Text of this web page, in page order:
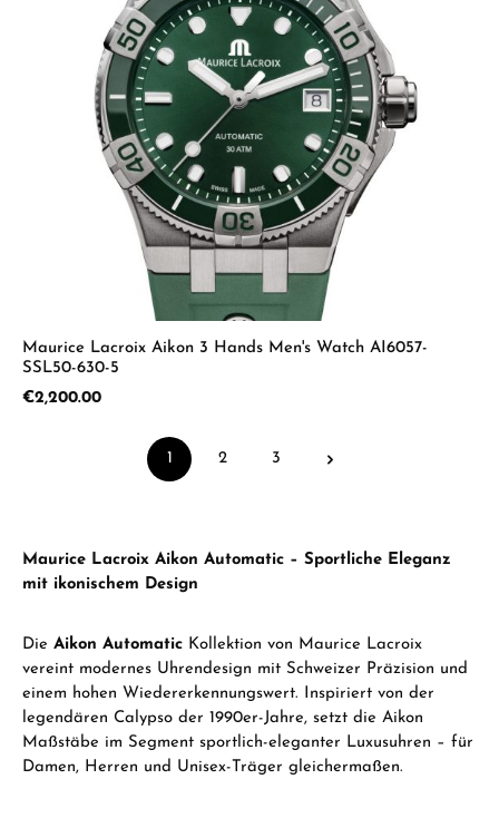
Maurice Lacroix Aikon 3 Hands Men's Watch AI6057-
SSL50-630-5
Regular price:
€2,200.00
Page
1 2 3
Maurice Lacroix Aikon Automatic – Sportliche Eleganz
mit ikonischem Design
Die Aikon Automatic Kollektion von Maurice Lacroix
vereint modernes Uhrendesign mit Schweizer Präzision und
einem hohen Wiedererkennungswert. Inspiriert von der
legendären Calypso der 1990er-Jahre, setzt die Aikon
Maßstäbe im Segment sportlich-eleganter Luxusuhren – für
Damen, Herren und Unisex-Träger gleichermaßen.